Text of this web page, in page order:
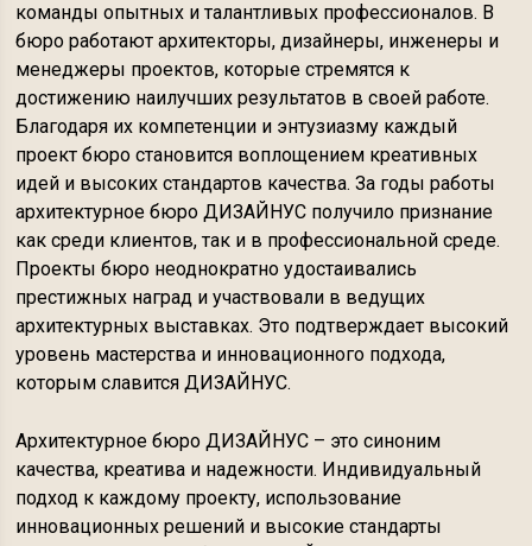
команды опытных и талантливых профессионалов. В
бюро работают архитекторы, дизайнеры, инженеры и
менеджеры проектов, которые стремятся к
достижению наилучших результатов в своей работе.
Благодаря их компетенции и энтузиазму каждый
проект бюро становится воплощением креативных
идей и высоких стандартов качества. За годы работы
архитектурное бюро ДИЗАЙНУС получило признание
как среди клиентов, так и в профессиональной среде.
Проекты бюро неоднократно удостаивались
престижных наград и участвовали в ведущих
архитектурных выставках. Это подтверждает высокий
уровень мастерства и инновационного подхода,
которым славится ДИЗАЙНУС.
Архитектурное бюро ДИЗАЙНУС – это синоним
качества, креатива и надежности. Индивидуальный
подход к каждому проекту, использование
инновационных решений и высокие стандарты